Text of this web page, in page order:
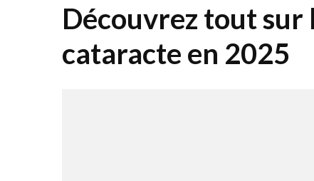
Découvrez tout sur
cataracte en 2025